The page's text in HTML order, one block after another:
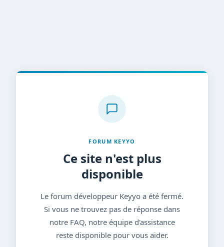
FORUM KEYYO
Ce site n'est plus
disponible
Le forum développeur Keyyo a été fermé.
Si vous ne trouvez pas de réponse dans
notre FAQ, notre équipe d'assistance
reste disponible pour vous aider.